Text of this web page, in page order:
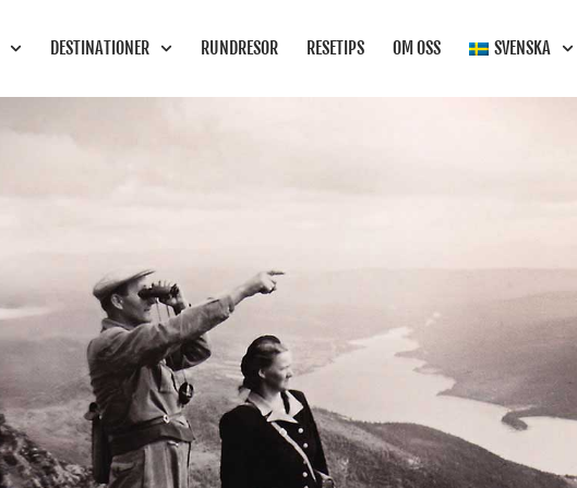
DESTINATIONER RUNDRESOR RESETIPS OM OSS SVENSKA